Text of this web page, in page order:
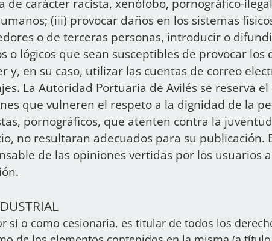
carácter racista, xenófobo, pornográfico-
(iii) provocar daños en los sistemas
o de terceras personas, introducir o
o lógicos que sean susceptibles de provocar
y, en su caso, utilizar las cuentas de correo
La Autoridad Portuaria de Avilés se reserva
que vulneren el respeto a la dignidad de la
pornográficos, que atenten contra la
no resultaran adecuados para su publicación.
de las opiniones vertidas por los usuarios
sí o como cesionaria, es titular de todos los